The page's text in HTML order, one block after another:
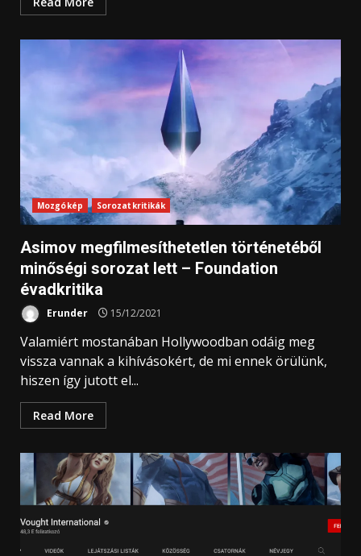
Mozgókép Sorozatkritikák
Asimov megfilmesíthetetlen történetéből
minőségi sorozat lett – Foundation
évadkritika
Erunder 15/12/2021
Valamiért mostanában Hollywoodban odáig meg
vissza vannak a kihívásokért, de mi ennek örülünk,
hiszen így jutott el...
Read More